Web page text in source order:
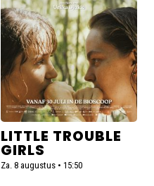
Girls
LITTLE TROUBLE
GIRLS
Za. 8 augustus • 15:50